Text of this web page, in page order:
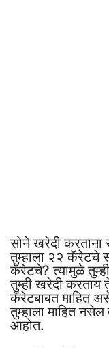
सोने खरेदी
तुम्हाला २२ कॅरेटचे
कॅरेटचे? त्यामुळे
तुम्ही खरेदी
कॅरेटबाबत माहित
तुम्हाला माहित नसेल
आहोत.